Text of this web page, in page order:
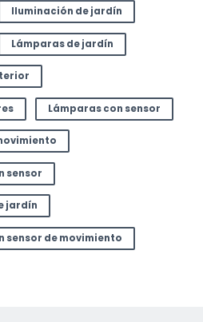
Iluminación de jardín
Lámparas de jardín
Lámparas con sensor
sensor
jardín
sensor de movimiento